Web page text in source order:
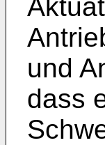
und
dass